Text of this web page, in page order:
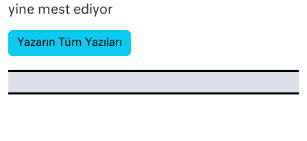
yine mest ediyor
Yazarın Tüm Yazıları